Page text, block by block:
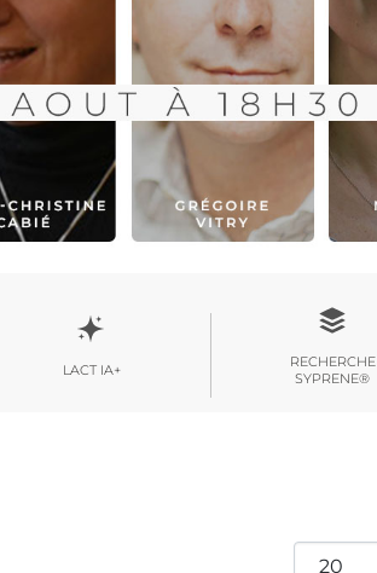
LACT IA+
RECHERCHE
SYPRENE®
Afficher #